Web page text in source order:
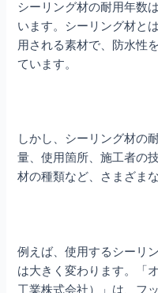
シーリング材の耐用年数
います。シーリング材と
用される素材で、防水性
ています。
しかし、シーリング材の
量、使用箇所、施工者の
材の種類など、さまざま
例えば、使用するシーリ
は大きく変わります。「
工業株式会社）」は、フ